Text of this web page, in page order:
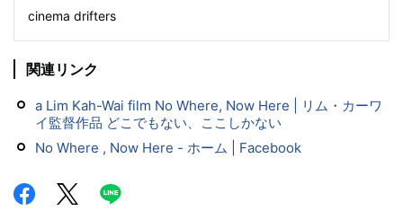
cinema drifters
関連リンク
a Lim Kah-Wai film No Where, Now Here | リム・カーワ
イ監督作品 どこでもない、ここしかない
No Where , Now Here - ホーム | Facebook